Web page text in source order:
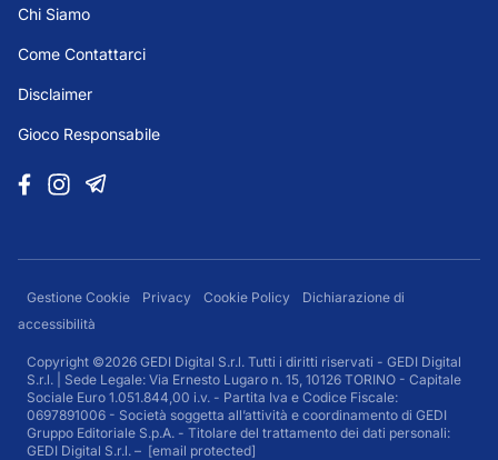
Chi Siamo
Come Contattarci
Disclaimer
Gioco Responsabile
Gestione Cookie Privacy Cookie Policy
Dichiarazione di
accessibilità
Copyright ©2026 GEDI Digital S.r.l. Tutti i diritti riservati - GEDI Digital
S.r.l. | Sede Legale: Via Ernesto Lugaro n. 15, 10126 TORINO - Capitale
Sociale Euro 1.051.844,00 i.v. - Partita Iva e Codice Fiscale:
0697891006 - Società soggetta all’attività e coordinamento di GEDI
Gruppo Editoriale S.p.A. - Titolare del trattamento dei dati personali:
GEDI Digital S.r.l. – [email protected]